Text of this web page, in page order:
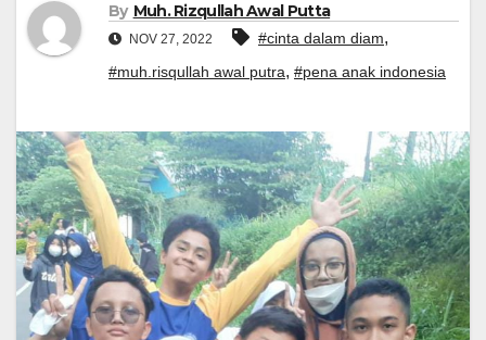
By Muh. Rizqullah Awal Putta
NOV 27, 2022 #cinta dalam diam,
#muh.risqullah awal putra, #pena anak indonesia